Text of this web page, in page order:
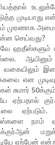
முடியாது
முரணாக
செய்வது?
ஹதீஸ்களும்
என
ஏற்பதால்
நிலை
நாம்
ஏற்பேன் என்று